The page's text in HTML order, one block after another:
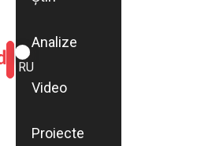
ROMÂNĂ
RU
Analize
Video
Proiecte